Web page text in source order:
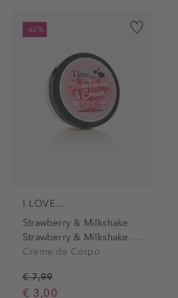
-62%
I LOVE...
Strawberry & Milkshake
Strawberry & Milkshake Body...
Creme de Corpo
€ 7,99
€ 3,00